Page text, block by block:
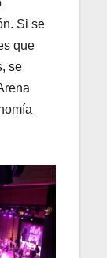
Si se
que
se